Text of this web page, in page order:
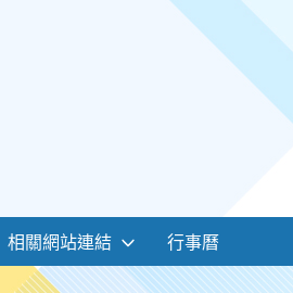
相關網站連結 行事曆